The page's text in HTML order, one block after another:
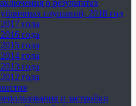
о результатах
слушаний, 2018 год
года
года
года
года
года
года
и застройки